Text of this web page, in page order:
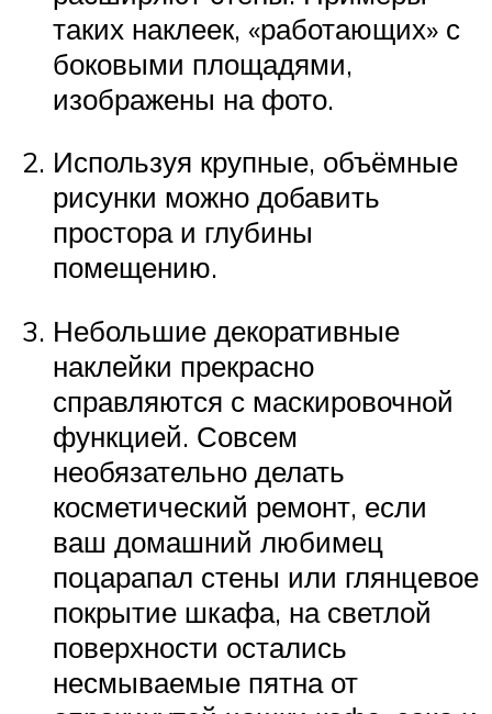
таких наклеек, «работающих» с
боковыми площадями,
изображены на фото.
Используя крупные, объёмные
рисунки можно добавить
простора и глубины
помещению.
Небольшие декоративные
наклейки прекрасно
справляются с маскировочной
функцией. Совсем
необязательно делать
косметический ремонт, если
ваш домашний любимец
поцарапал стены или глянцевое
покрытие шкафа, на светлой
поверхности остались
несмываемые пятна от